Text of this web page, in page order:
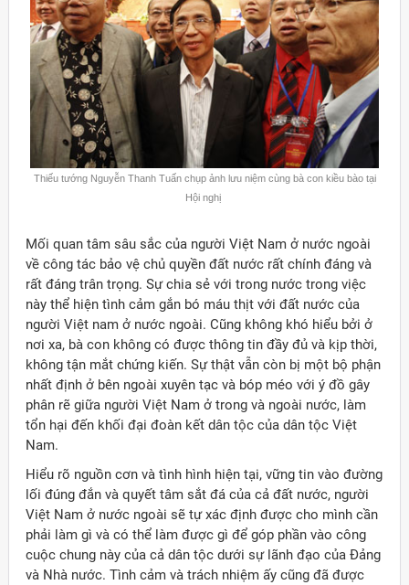
Thiếu tướng Nguyễn Thanh Tuấn chụp ảnh lưu niệm cùng bà con kiều bào tại
Hội nghị
Mối quan tâm sâu sắc của người Việt Nam ở nước ngoài
về công tác bảo vệ chủ quyền đất nước rất chính đáng và
rất đáng trân trọng. Sự chia sẻ với trong nước trong việc
này thể hiện tình cảm gắn bó máu thịt với đất nước của
người Việt nam ở nước ngoài. Cũng không khó hiểu bởi ở
nơi xa, bà con không có được thông tin đầy đủ và kịp thời,
không tận mắt chứng kiến. Sự thật vẫn còn bị một bộ phận
nhất định ở bên ngoài xuyên tạc và bóp méo với ý đồ gây
phân rẽ giữa người Việt Nam ở trong và ngoài nước, làm
tổn hại đến khối đại đoàn kết dân tộc của dân tộc Việt
Nam.
Hiểu rõ nguồn cơn và tình hình hiện tại, vững tin vào đường
lối đúng đắn và quyết tâm sắt đá của cả đất nước, người
Việt Nam ở nước ngoài sẽ tự xác định được cho mình cần
phải làm gì và có thể làm được gì để góp phần vào công
cuộc chung này của cả dân tộc dưới sự lãnh đạo của Đảng
và Nhà nước. Tình cảm và trách nhiệm ấy cũng đã được